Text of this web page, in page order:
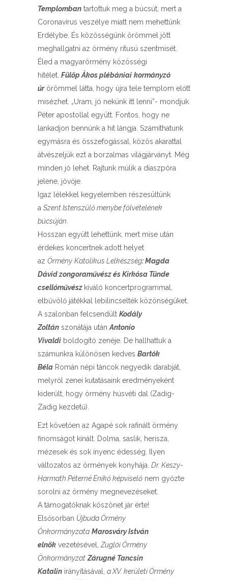
Templomban tartottuk meg a búcsút, mert a
Coronavírus veszélye miatt nem mehettünk
Erdélybe. És közösségünk örömmel jött
meghallgatni az örmény rítusú szentmisét.
Éled a magyarörmény közösségi
hitélet. Fülöp Ákos plébániai kormányzó
úrörömmel látta, hogy újra tele templom előtt
misézhet. „Uram, jó nekünk itt lenni”- mondjuk
Péter apostollal együtt. Fontos, hogy ne
lankadjon bennünk a hit lángja. Számíthatunk
egymásra és összefogással, közös akarattal
átvészeljük ezt a borzalmas világjárványt. Még
minden jó lehet. Rajtunk múlik a diaszpóra
jelene, jövője.
Igaz lélekkel kegyelemben részesültünk
a Szent Istenszülő menybe fölvételének
búcsúján
Hosszan együtt lehettünk, mert mise után
érdekes koncertnek adott helyet
az Örmény Katolikus Lelkészség: Magda
Dávid zongoraművész és Kirkósa Tünde
csellóművész kiváló koncertprogrammal,
elbűvölő játékkal lebilincselték közönségüket.
A szalonban felcsendült Kodály
Zoltán szonátája után Antonio
Vivaldi boldogító zenéje. De hallhattuk a
számunkra különösen kedves Bartók
Béla Román népi táncok negyedik darabját,
melyről zenei kutatásaink eredményeként
kiderült, hogy örmény húsvéti dal (Zadig-
Zadig kezdetű).
Ezt követően az Agapé sok rafinált örmény
finomságot kínált. Dolma, saslik, herisza,
mézesek és sok ínyenc édesség. Ilyen
változatos az örmények konyhája. Dr. Keszy-
Harmath Péterné Enikő képviselő nem győzte
sorolni az örmény megnevezéseket.
A támogatóknak köszönet jár érte!
Elsősorban Újbuda Örmény
Önkormányzata Marosváry István
elnök vezetésével, Zuglói Örmény
Önkormányzat Zárugné Tancsin
Katalin irányításával, a XV. kerületi Örmény